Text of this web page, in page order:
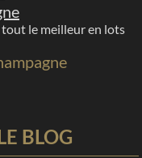
tout le meilleur en lots
BLOG